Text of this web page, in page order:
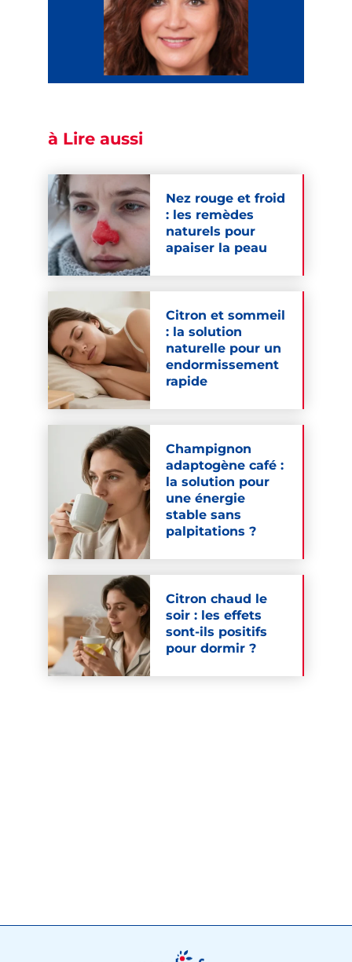
à Lire aussi
Nez rouge et froid
: les remèdes
naturels pour
apaiser la peau
Citron et sommeil
: la solution
naturelle pour un
endormissement
rapide
Champignon
adaptogène café :
la solution pour
une énergie
stable sans
palpitations ?
Citron chaud le
soir : les effets
sont-ils positifs
pour dormir ?